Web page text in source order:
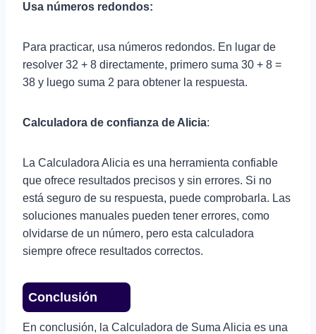
Usa números redondos:
Para practicar, usa números redondos. En lugar de
resolver 32 + 8 directamente, primero suma 30 + 8 =
38 y luego suma 2 para obtener la respuesta.
Calculadora de confianza de Alicia:
La Calculadora Alicia es una herramienta confiable
que ofrece resultados precisos y sin errores. Si no
está seguro de su respuesta, puede comprobarla. Las
soluciones manuales pueden tener errores, como
olvidarse de un número, pero esta calculadora
siempre ofrece resultados correctos.
Conclusión
En conclusión, la Calculadora de Suma Alicia es una